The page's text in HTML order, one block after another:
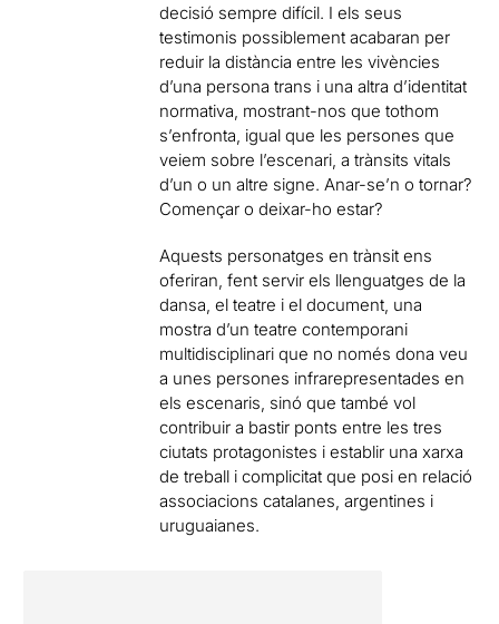
decisió sempre difícil. I els seus
testimonis possiblement acabaran per
reduir la distància entre les vivències
d’una persona trans i una altra d’identitat
normativa, mostrant-nos que tothom
s’enfronta, igual que les persones que
veiem sobre l’escenari, a trànsits vitals
d’un o un altre signe. Anar-se’n o tornar?
Començar o deixar-ho estar?
Aquests personatges en trànsit ens
oferiran, fent servir els llenguatges de la
dansa, el teatre i el document, una
mostra d’un teatre contemporani
multidisciplinari que no només dona veu
a unes persones infrarepresentades en
els escenaris, sinó que també vol
contribuir a bastir ponts entre les tres
ciutats protagonistes i establir una xarxa
de treball i complicitat que posi en relació
associacions catalanes, argentines i
uruguaianes.